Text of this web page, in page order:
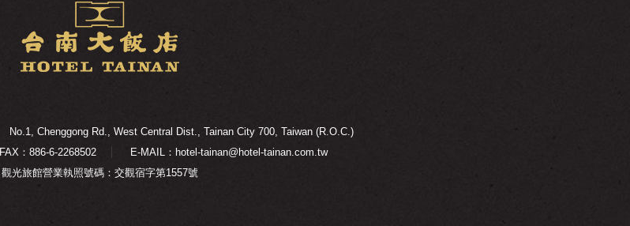
No.1, Chenggong Rd., West Central Dist., Tainan City 700, Taiwan (R.O.C.)
FAX：886-6-2268502
E-MAIL：hotel-tainan@hotel-tainan.com.tw
觀光旅館營業執照號碼：交觀宿字第1557號